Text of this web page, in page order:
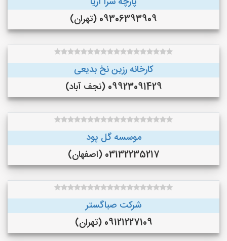
09306393909 (تهران)
کارخانه رزین نخ بدیعی
09923091429 (نجف‌ آباد)
موسسه گل پود
03132235217 (اصفهان)
شرکت صباگستر
09121227109 (تهران)